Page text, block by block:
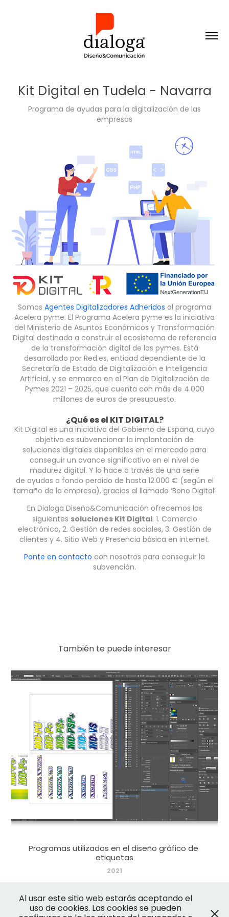
Kit Digital en Tudela - Navarra
Programa de ayudas para la digitalización de las
empresas
Somos Agentes Digitalizadores Adheridos al programa
Acelera pyme. El Programa Acelera pyme es la iniciativa
del Ministerio de Asuntos Económicos y Transformación
Digital destinada a construir el ecosistema de referencia
de la transformación digital de las pymes. Está
desarrollado por Red.es, entidad dependiente de la
Secretaría de Estado de Digitalización e Inteligencia
Artificial, y se enmarca en el Plan de Digitalización de
Pymes 2021 – 2025, que cuenta con más de 4.000
millones de euros de presupuesto.
¿Qué es el KIT DIGITAL?
Kit Digital es una iniciativa del Gobierno de España, cuyo
objetivo es subvencionar la implantación de
soluciones digitales disponibles en el mercado para
conseguir un avance significativo en el nivel de
madurez digital. Y lo hace a través de una serie
de ayudas a fondo perdido de hasta 12.000 € (según el
tamaño de la empresa), gracias al llamado ‘Bono Digital‘
En Dialoga Diseño&Comunicación ofrecemos las
siguientes soluciones Kit Digital: 1. Comercio
electrónico, 2. Gestión de redes sociales, 3. Gestión de
clientes y 4. Sitio Web y Presencia básica en internet.
Ponte en contacto con nosotros para conseguir la
subvención.
También te puede interesar
Programas utilizados en el diseño gráfico de
etiquetas
2021
Al usar este sitio web estarás aceptando el
uso de cookies. Las cookies se pueden